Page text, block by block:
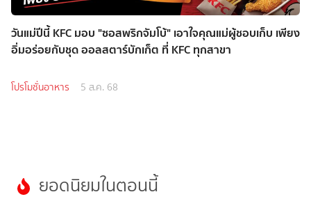
วันแม่ปีนี้ KFC มอบ "ซอสพริกจัมโบ้" เอาใจคุณแม่ผู้ชอบเก็บ เพียง
อิ่มอร่อยกับชุด ออลสตาร์บักเก็ต ที่ KFC ทุกสาขา
โปรโมชั่นอาหาร 5 ส.ค. 68
ยอดนิยมในตอนนี้